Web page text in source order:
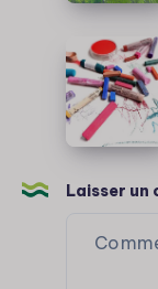
pastel
sec
?
Quels
sont
les
meilleurs
pastels
secs
Comparatif
Laisser un